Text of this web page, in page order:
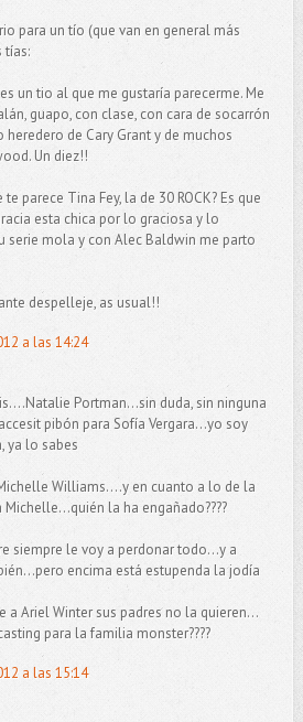
para un tío (que van en general más
tías:
un tio al que me gustaría parecerme. Me
guapo, con clase, con cara de socarrón
heredero de Cary Grant y de muchos
Un diez!!
parece Tina Fey, la de 30 ROCK? Es que
esta chica por lo graciosa y lo
serie mola y con Alec Baldwin me parto
despelleje, as usual!!
a las 14:24
Portman...sin duda, sin ninguna
pibón para Sofía Vergara...yo soy
ya lo sabes
Williams....y en cuanto a lo de la
la ha engañado????
siempre le voy a perdonar todo...y a
encima está estupenda la jodía
a Ariel Winter sus padres no la quieren...
para la familia monster????
a las 15:14